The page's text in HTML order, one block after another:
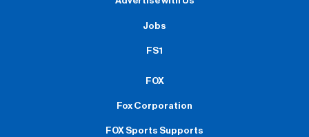
Jobs
FS1
FOX
Fox Corporation
FOX Sports Supports